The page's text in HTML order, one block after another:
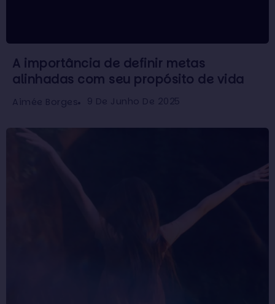
A importância de definir metas
alinhadas com seu propósito de vida
Aimée Borges 9 De Junho De 2025